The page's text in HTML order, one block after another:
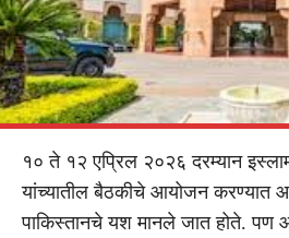
१० ते १२ एप्रिल २०२६ दरम्यान
यांच्यातील बैठकीचे आयोजन करण्यात
पाकिस्तानचे यश मानले जात होते. पण